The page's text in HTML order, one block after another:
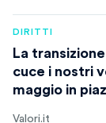
DIRITTI
La
cuce i nostri
maggio in
Valori.it